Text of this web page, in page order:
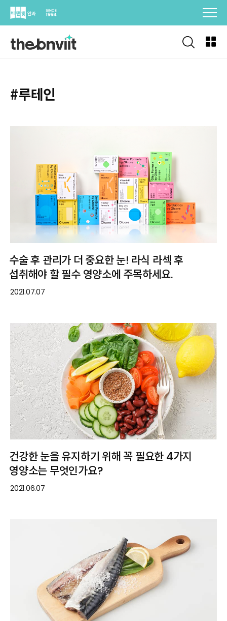
Skip
#루테인
수술 후 관리가 더 중요한 눈! 라식 라섹 후
섭취해야 할 필수 영양소에 주목하세요.
2021.07.07
건강한 눈을 유지하기 위해 꼭 필요한 4가지
영양소는 무엇인가요?
2021.06.07